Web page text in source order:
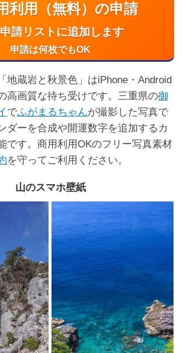
利用（無料）の申請
請リストに追加します
申請は何枚でもOK
地蔵岩と秋景色」はiPhone・Android
高画質な待ち受けです。三重県の御
でふがまるちゃんが撮影した写真で
ダーを合成や開運数字を追加するカ
です。商用利用OKのフリー写真素材
を守ってご利用ください。
山のスマホ壁紙